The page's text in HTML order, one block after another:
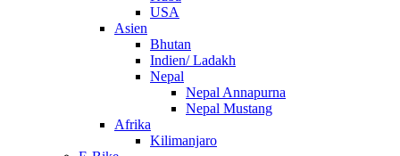
USA
Asien
Bhutan
Indien/ Ladakh
Nepal
Nepal Annapurna
Nepal Mustang
Afrika
Kilimanjaro